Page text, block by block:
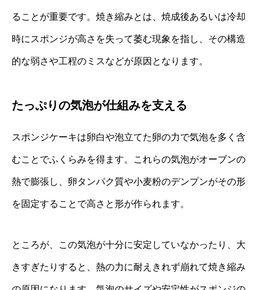
ることが重要です。焼き縮みとは、焼成後あるいは冷却
時にスポンジが高さを失って萎む現象を指し、その構造
的な弱さや工程のミスなどが原因となります。
たっぷりの気泡が仕組みを支える
スポンジケーキは卵白や泡立てた卵の力で気泡を多く含
むことでふくらみを得ます。これらの気泡がオーブンの
熱で膨張し、卵タンパク質や小麦粉のデンプンがその形
を固定することで高さと形が作られます。
ところが、この気泡が十分に安定していなかったり、大
きすぎたりすると、熱の力に耐えきれず崩れて焼き縮み